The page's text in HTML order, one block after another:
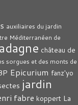
auxiliaires du jardin
Méditerranéen de
château de
sorgues et des monts de
Epicurium fanz'yo
jardin
fabre koppert La